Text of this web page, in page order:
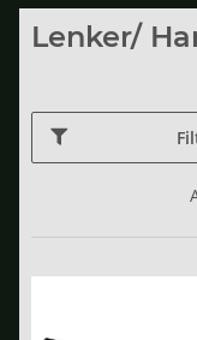
Lenker/